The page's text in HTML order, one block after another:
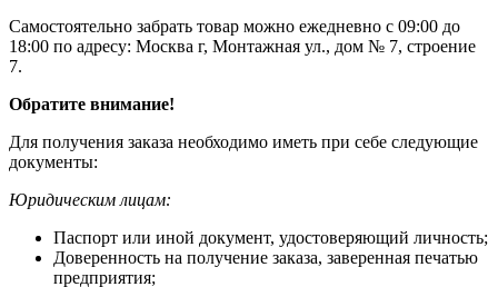
Самостоятельно забрать товар можно ежедневно с 09:00 до
18:00 по адресу: Москва г, Монтажная ул., дом № 7, строение
7.
Обратите внимание!
Для получения заказа необходимо иметь при себе следующие
документы:
Юридическим лицам:
Паспорт или иной документ, удостоверяющий личность;
Доверенность на получение заказа, заверенная печатью
предприятия;